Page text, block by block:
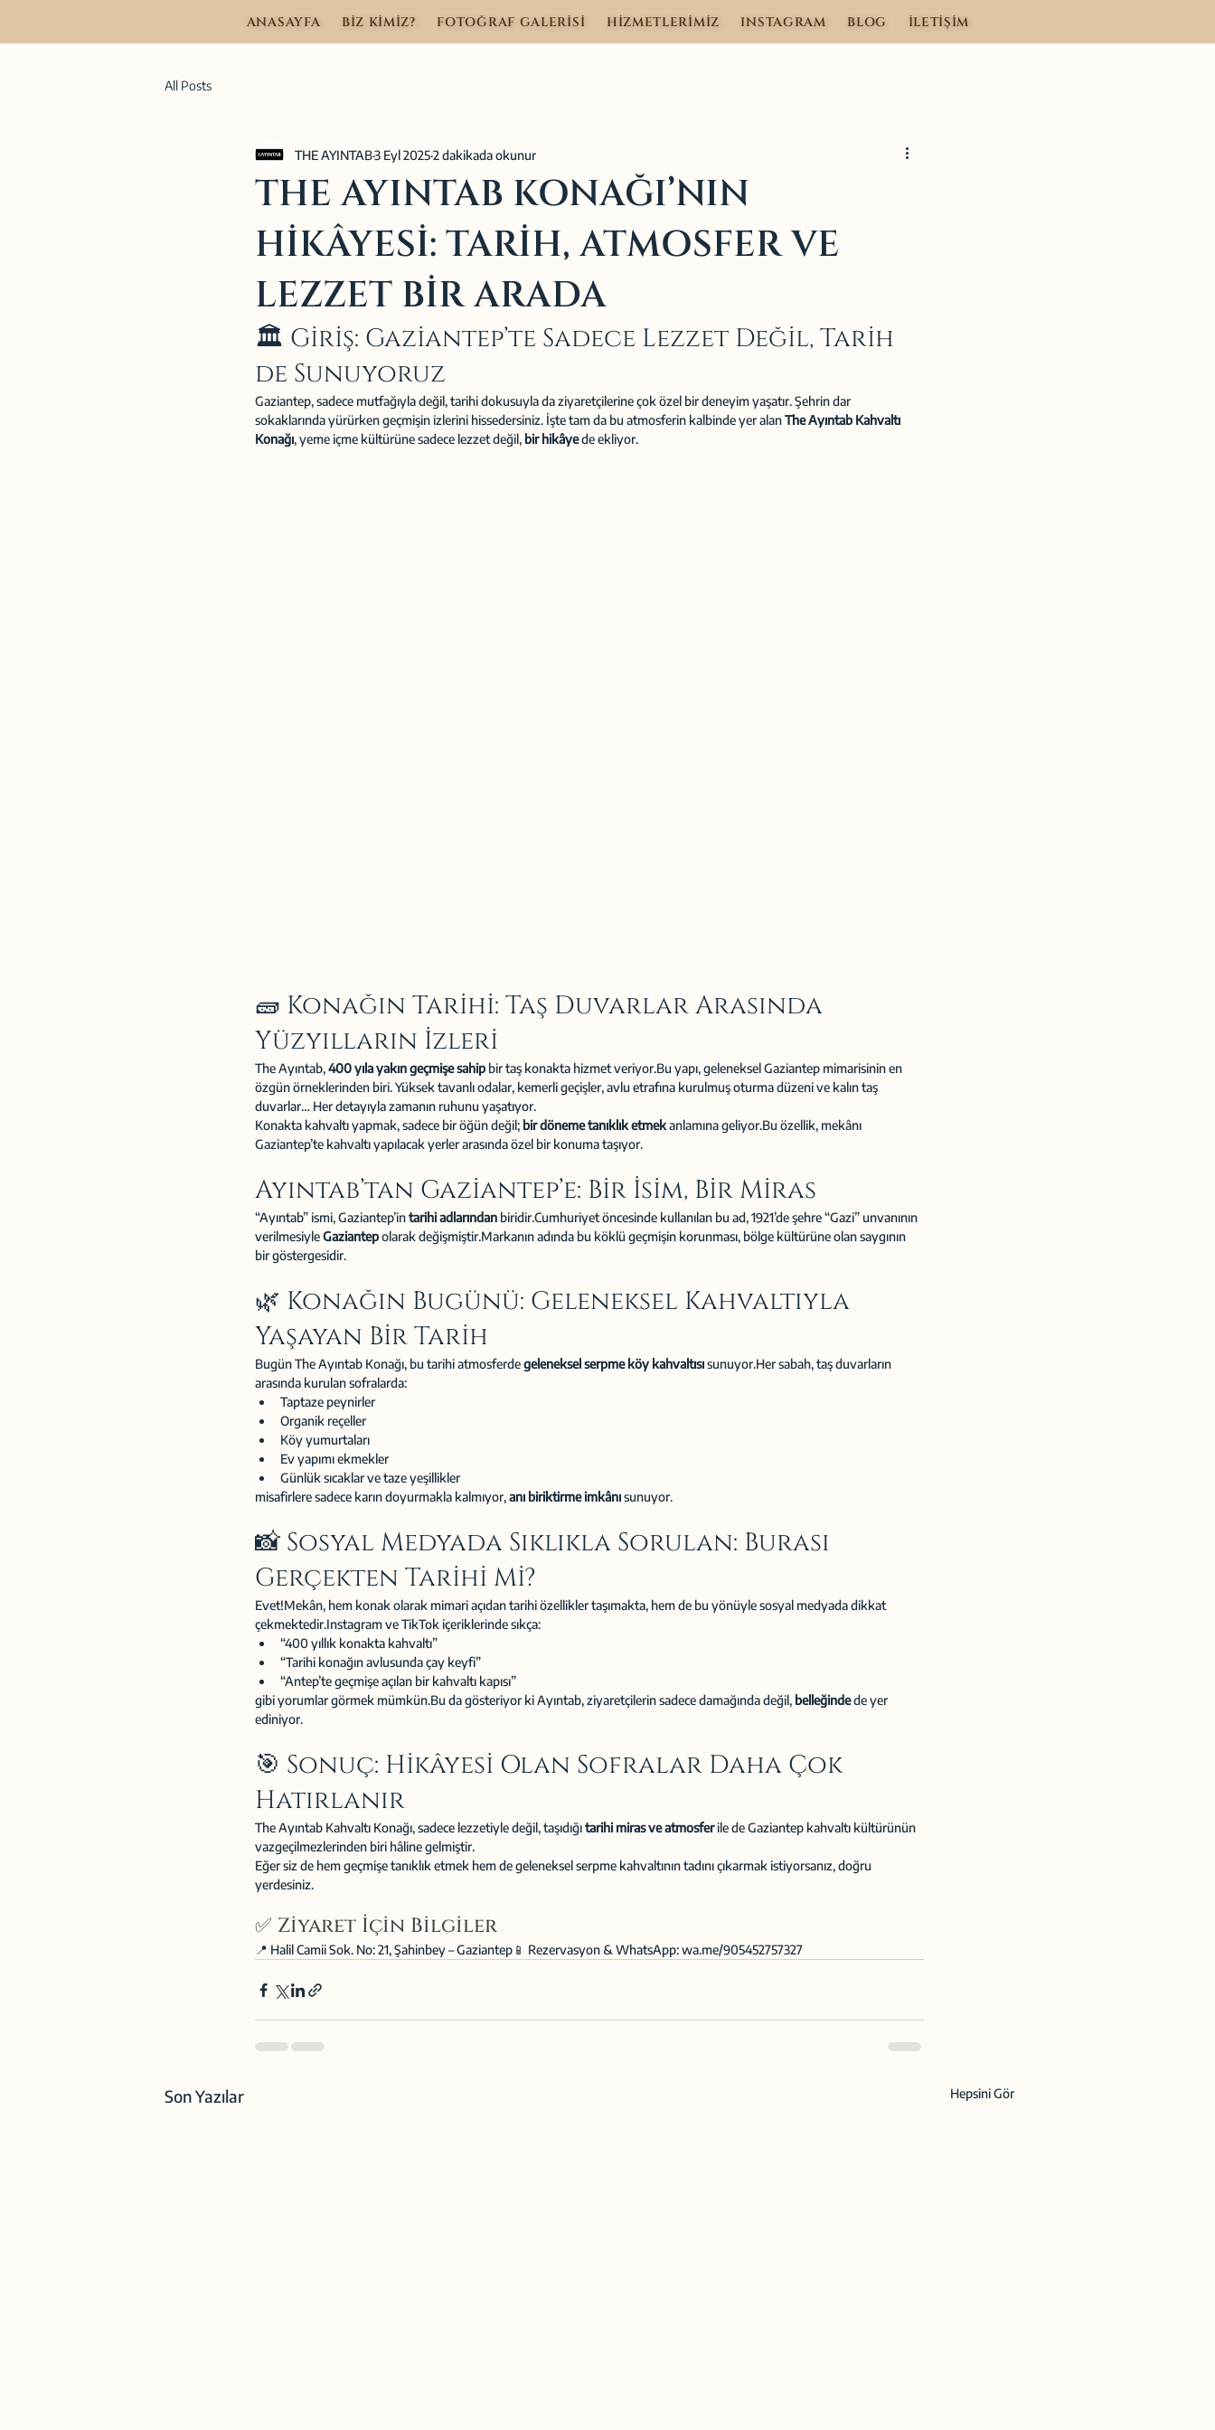
ANASAYFA BİZ KİMİZ? FOTOĞRAF GALERİSİ HİZMETLERİMİZ INSTAGRAM BLOG İLETİŞİM
All Posts
THE AYINTAB KONAĞI’NIN
HİKÂYESİ: TARİH, ATMOSFER VE
LEZZET BİR ARADA
THE AYINTAB3 Eyl 20252 dakikada okunur
🏛️ Giriş: Gaziantep’te Sadece Lezzet Değil, Tarih
de Sunuyoruz
Gaziantep, sadece mutfağıyla değil, tarihi dokusuyla da ziyaretçilerine çok özel bir deneyim yaşatır. Şehrin dar
sokaklarında yürürken geçmişin izlerini hissedersiniz. İşte tam da bu atmosferin kalbinde yer alan The Ayıntab Kahvaltı
Konağı, yeme içme kültürüne sadece lezzet değil, bir hikâye de ekliyor.
🧱 Konağın Tarihi: Taş Duvarlar Arasında
Yüzyılların İzleri
The Ayıntab, 400 yıla yakın geçmişe sahip bir taş konakta hizmet veriyor.Bu yapı, geleneksel Gaziantep mimarisinin en
özgün örneklerinden biri. Yüksek tavanlı odalar, kemerli geçişler, avlu etrafına kurulmuş oturma düzeni ve kalın taş
duvarlar… Her detayıyla zamanın ruhunu yaşatıyor.
Konakta kahvaltı yapmak, sadece bir öğün değil; bir döneme tanıklık etmek anlamına geliyor.Bu özellik, mekânı
Gaziantep’te kahvaltı yapılacak yerler arasında özel bir konuma taşıyor.
Ayıntab’tan Gaziantep’e: Bir İsim, Bir Miras
“Ayıntab” ismi, Gaziantep’in tarihi adlarından biridir.Cumhuriyet öncesinde kullanılan bu ad, 1921’de şehre “Gazi” unvanının
verilmesiyle Gaziantep olarak değişmiştir.Markanın adında bu köklü geçmişin korunması, bölge kültürüne olan saygının
bir göstergesidir.
🌿 Konağın Bugünü: Geleneksel Kahvaltıyla
Yaşayan Bir Tarih
Bugün The Ayıntab Konağı, bu tarihi atmosferde geleneksel serpme köy kahvaltısı sunuyor.Her sabah, taş duvarların
arasında kurulan sofralarda:
Taptaze peynirler
Organik reçeller
Köy yumurtaları
Ev yapımı ekmekler
Günlük sıcaklar ve taze yeşillikler
misafirlere sadece karın doyurmakla kalmıyor, anı biriktirme imkânı sunuyor.
📸 Sosyal Medyada Sıklıkla Sorulan: Burası
Gerçekten Tarihi Mi?
Evet!Mekân, hem konak olarak mimari açıdan tarihi özellikler taşımakta, hem de bu yönüyle sosyal medyada dikkat
çekmektedir.Instagram ve TikTok içeriklerinde sıkça:
“400 yıllık konakta kahvaltı”
“Tarihi konağın avlusunda çay keyfi”
“Antep’te geçmişe açılan bir kahvaltı kapısı”
gibi yorumlar görmek mümkün.Bu da gösteriyor ki Ayıntab, ziyaretçilerin sadece damağında değil, belleğinde de yer
ediniyor.
🎯 Sonuç: Hikâyesi Olan Sofralar Daha Çok
Hatırlanır
The Ayıntab Kahvaltı Konağı, sadece lezzetiyle değil, taşıdığı tarihi miras ve atmosfer ile de Gaziantep kahvaltı kültürünün
vazgeçilmezlerinden biri hâline gelmiştir.
Eğer siz de hem geçmişe tanıklık etmek hem de geleneksel serpme kahvaltının tadını çıkarmak istiyorsanız, doğru
yerdesiniz.
✅ Ziyaret İçin Bilgiler
📍 Halil Camii Sok. No: 21, Şahinbey – Gaziantep📱 Rezervasyon & WhatsApp: wa.me/905452757327
Son Yazılar Hepsini Gör